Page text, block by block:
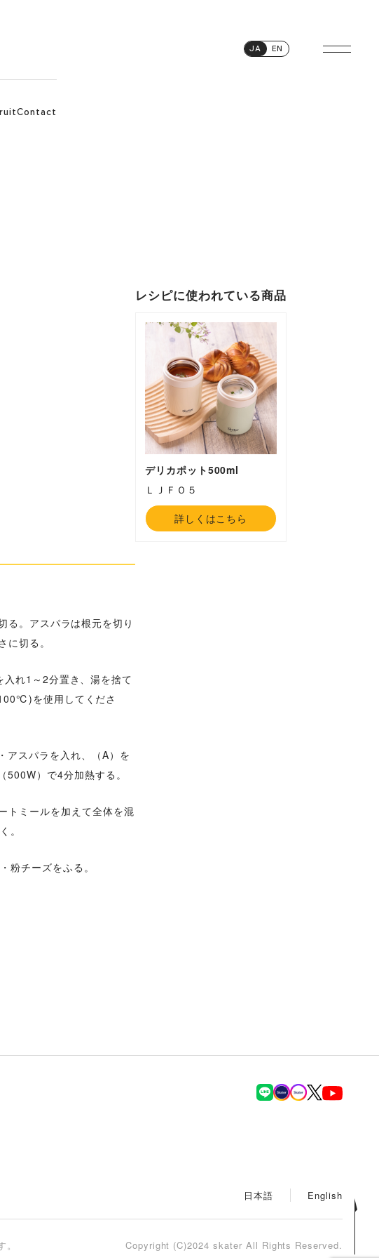
Contact
EN
JA
る。アスパラは根元を切り
切る。
れ1～2分置き、湯を捨て
を使用してくださ
アスパラを入れ、（A）を
500W）で4分加熱する。
トミールを加えて全体を混
。
粉チーズをふる。
レシピに使われている商品
デリカポット500ml
ＬＪＦＯ５
詳しくはこちら
English
日本語
Copyright (C)2024 skater All Rights Reserved.